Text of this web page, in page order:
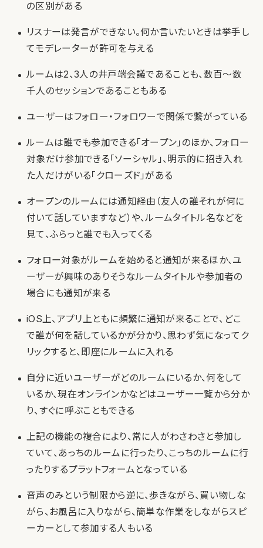
の区別がある
リスナーは発言ができない。何か言いたいときは挙手し
てモデレーターが許可を与える
ルームは2、3人の井戸端会議であることも、数百〜数
千人のセッションであることもある
ユーザーはフォロー・フォロワーで関係で繋がっている
ルームは誰でも参加できる「オープン」のほか、フォロー
対象だけ参加できる「ソーシャル」、明示的に招き入れ
た人だけがいる「クローズド」がある
オープンのルームには通知経由（友人の誰それが何に
付いて話していますなど）や、ルームタイトル名などを
見て、ふらっと誰でも入ってくる
フォロー対象がルームを始めると通知が来るほか、ユ
ーザーが興味のありそうなルームタイトルや参加者の
場合にも通知が来る
iOS上、アプリ上ともに頻繁に通知が来ることで、どこ
で誰が何を話しているかが分かり、思わず気になってク
リックすると、即座にルームに入れる
自分に近いユーザーがどのルームにいるか、何をして
いるか、現在オンラインかなどはユーザー一覧から分か
り、すぐに呼ぶこともできる
上記の機能の複合により、常に人がわさわさと参加し
ていて、あっちのルームに行ったり、こっちのルームに行
ったりするプラットフォームとなっている
音声のみという制限から逆に、歩きながら、買い物しな
がら、お風呂に入りながら、簡単な作業をしながらスピ
ーカーとして参加する人もいる